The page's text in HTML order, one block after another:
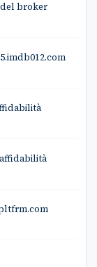
del broker